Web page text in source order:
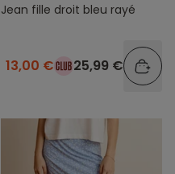
Jean fille droit bleu rayé
13,00 € 25,99 €